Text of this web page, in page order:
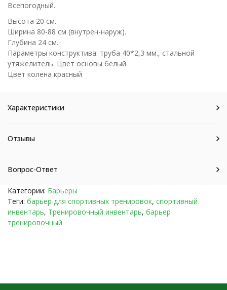
Всепогодный.
Высота 20 см.
Ширина 80-88 см (внутрен-наруж).
Глубина 24 см.
Параметры конструктива: труба 40*2,3 мм., стальной
утяжелитель. Цвет основы белый.
Цвет колена красный
Характеристики
Отзывы
Вопрос-Ответ
Категории: Барьеры
Теги: барьер для спортивных тренировок, спортивный
инвентарь, Тренировочный инвентарь, барьер
тренировочный